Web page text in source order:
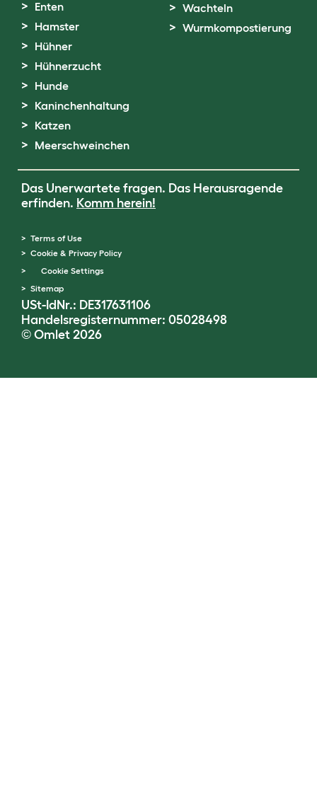
Enten
Hamster
Hühner
Hühnerzucht
Hunde
Kaninchenhaltung
Katzen
Meerschweinchen
Wachteln
Wurmkompostierung
Das Unerwartete fragen. Das Herausragende
erfinden. Komm herein!
Terms of Use
Cookie & Privacy Policy
Cookie Settings
Sitemap
USt-IdNr.: DE317631106
Handelsregisternummer: 05028498
© Omlet 2026